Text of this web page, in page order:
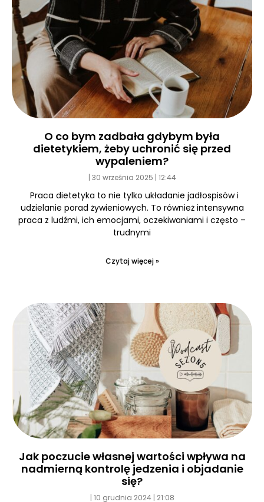
O co bym zadbała gdybym była
dietetykiem, żeby uchronić się przed
wypaleniem?
30 września 2025 12:44
Praca dietetyka to nie tylko układanie jadłospisów i
udzielanie porad żywieniowych. To również intensywna
praca z ludźmi, ich emocjami, oczekiwaniami i często –
trudnymi
Czytaj więcej »
Jak poczucie własnej wartości wpływa na
nadmierną kontrolę jedzenia i objadanie
się?
10 grudnia 2024 21:08